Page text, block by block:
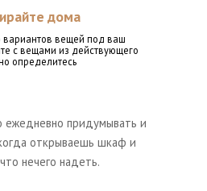
дома
вариантов вещей под ваш
с вещами из действующего
определитесь
ежедневно придумывать и
открываешь шкаф и
нечего надеть.